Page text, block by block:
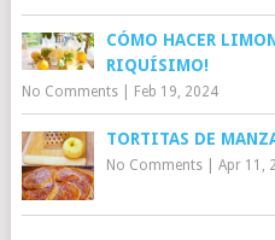
CÓMO HACER
RIQUÍSIMO!
No Comments| Feb 19, 2024
TORTITAS DE
No Comments| Apr 11,